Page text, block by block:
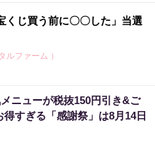
くじ買う前に〇〇した」当選
ルファーム ）
どう？宝くじに縁がある時、
ルファーム ）
メニューが税抜150円引き&ご
すぎる「感謝祭」は8月14日